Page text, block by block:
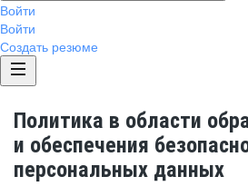
Войти
Войти
Создать резюме
Политика в области
и обеспечения
персональных данных